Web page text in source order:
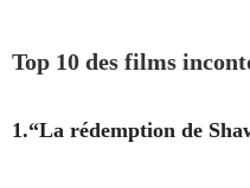
Top 10 des films
1.“La rédemption de